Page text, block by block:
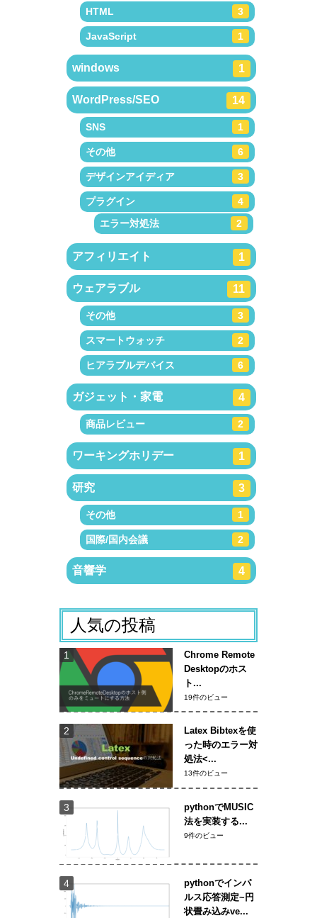
HTML 3
JavaScript 1
windows 1
WordPress/SEO 14
SNS 1
その他 6
デザインアイディア 3
プラグイン
4
エラー対処法
2
アフィリエイト 1
ウェアラブル 11
その他 3
スマートウォッチ 2
ヒアラブルデバイス 6
ガジェット・家電 4
商品レビュー 2
ワーキングホリデー 1
研究 3
その他 1
国際/国内会議 2
音響学 4
人気の投稿
Chrome Remote
Desktopのホス
ト...
19件のビュー
Latex Bibtexを使
った時のエラー対
処法<...
13件のビュー
pythonでMUSIC
法を実装する...
9件のビュー
pythonでインパ
ルス応答測定~円
状畳み込みve...